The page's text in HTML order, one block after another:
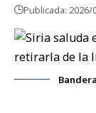
Publicada: 2026/